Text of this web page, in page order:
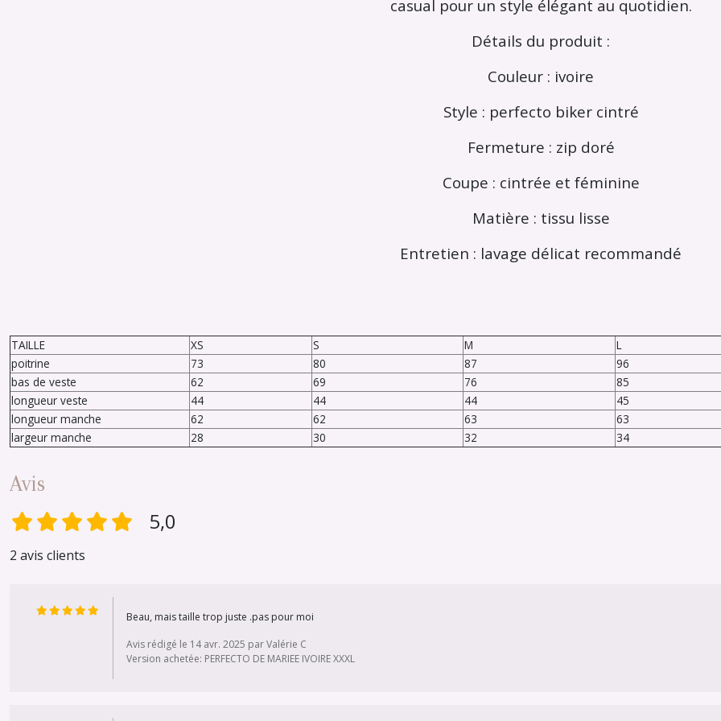
casual pour un style élégant au quotidien.
Détails du produit :
Couleur : ivoire
Style : perfecto biker cintré
Fermeture : zip doré
Coupe : cintrée et féminine
Matière : tissu lisse
Entretien : lavage délicat recommandé
TAILLE XS S M L
poitrine
73 80 87 96
bas de veste
62 69 76 85
longueur veste
44 44 44 45
longueur manche
62 62 63 63
largeur manche
28 30 32 34
Avis
5,0
2 avis clients
Beau, mais taille trop juste .pas pour moi
Avis rédigé le 14 avr. 2025 par Valérie C
Version achetée: PERFECTO DE MARIEE IVOIRE XXXL